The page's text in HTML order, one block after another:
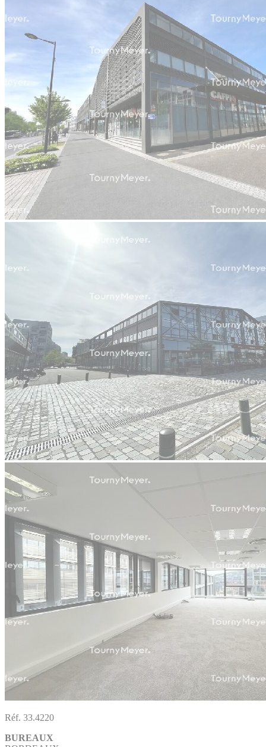
Réf. 33.4220
BUREAUX